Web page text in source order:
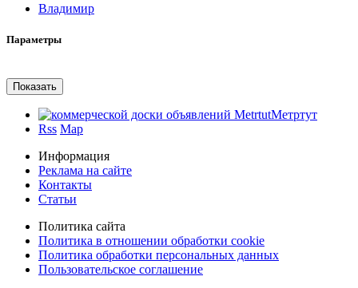
Владимир
Параметры
Метртут
Rss Map
Информация
Реклама на сайте
Контакты
Статьи
Политика сайта
Политика в отношении обработки cookie
Политика обработки персональных данных
Пользовательское соглашение